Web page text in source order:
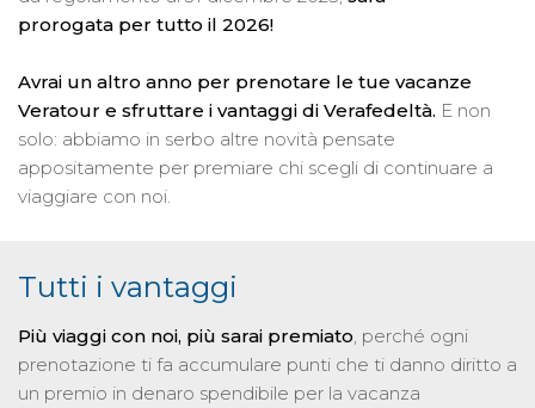
prorogata per tutto il 2026!
Avrai un altro anno per prenotare le tue vacanze
Veratour e sfruttare i vantaggi di Verafedeltà. E non
solo: abbiamo in serbo altre novità pensate
appositamente per premiare chi scegli di continuare a
viaggiare con noi.
Tutti i vantaggi
Più viaggi con noi, più sarai premiato , perché ogni
prenotazione ti fa accumulare punti che ti danno diritto a
un premio in denaro spendibile per la vacanza